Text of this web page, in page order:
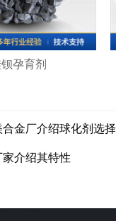
孕育剂
金厂介绍球化剂选择
介绍其特性